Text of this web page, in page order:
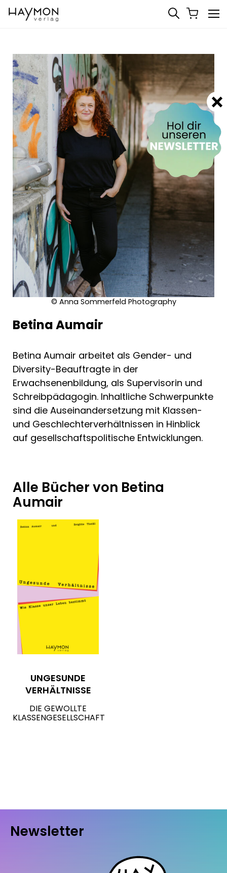
© Anna Sommerfeld Photography
Betina Aumair
Betina Aumair arbeitet als Gender- und
Diversity-Beauftragte in der
Erwachsenenbildung, als Supervisorin und
Schreibpädagogin. Inhaltliche Schwerpunkte
sind die Auseinandersetzung mit Klassen-
und Geschlechterverhältnissen in Hinblick
auf gesellschaftspolitische Entwicklungen.
Alle Bücher von Betina
Aumair
UNGESUNDE
VERHÄLTNISSE
DIE GEWOLLTE
KLASSENGESELLSCHAFT
Newsletter